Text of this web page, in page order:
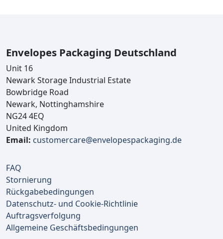
Envelopes Packaging Deutschland
Unit 16
Newark Storage Industrial Estate
Bowbridge Road
Newark, Nottinghamshire
NG24 4EQ
United Kingdom
Email: customercare@envelopespackaging.de
FAQ
Stornierung
Rückgabebedingungen
Datenschutz- und Cookie-Richtlinie
Auftragsverfolgung
Allgemeine Geschäftsbedingungen